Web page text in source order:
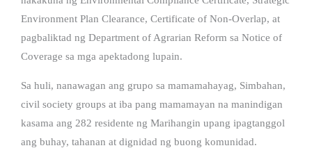
Environment Plan Clearance, Certificate of Non-Overlap, at
pagbaliktad ng Department of Agrarian Reform sa Notice of
Coverage sa mga apektadong lupain.
Sa huli, nanawagan ang grupo sa mamamahayag, Simbahan,
civil society groups at iba pang mamamayan na manindigan
kasama ang 282 residente ng Marihangin upang ipagtanggol
ang buhay, tahanan at dignidad ng buong komunidad.